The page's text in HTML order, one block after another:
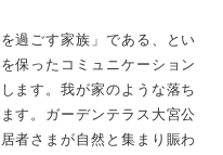
過ごす家族」である、とい
保ったコミュニケーション
ます。我が家のような落ち
す。ガーデンテラス大宮公
者さまが自然と集まり賑わ